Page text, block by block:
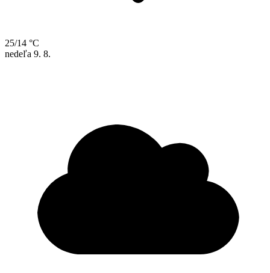
25/14 °C
nedeľa 9. 8.